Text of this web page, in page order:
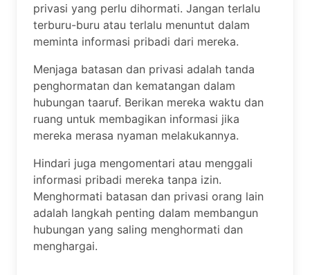
privasi yang perlu dihormati. Jangan terlalu
terburu-buru atau terlalu menuntut dalam
meminta informasi pribadi dari mereka.
Menjaga batasan dan privasi adalah tanda
penghormatan dan kematangan dalam
hubungan taaruf. Berikan mereka waktu dan
ruang untuk membagikan informasi jika
mereka merasa nyaman melakukannya.
Hindari juga mengomentari atau menggali
informasi pribadi mereka tanpa izin.
Menghormati batasan dan privasi orang lain
adalah langkah penting dalam membangun
hubungan yang saling menghormati dan
menghargai.